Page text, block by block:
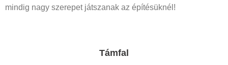
mindig nagy szerepet játszanak az építésüknél!
Támfal